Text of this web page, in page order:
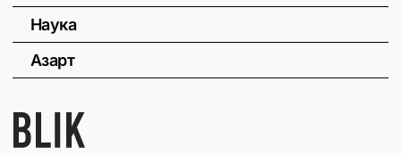
Наука
Азарт